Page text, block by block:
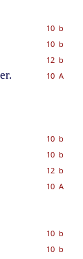
10 b
10 b
12 b
10 A
10 b
10 b
12 b
10 A
10 b
10 b